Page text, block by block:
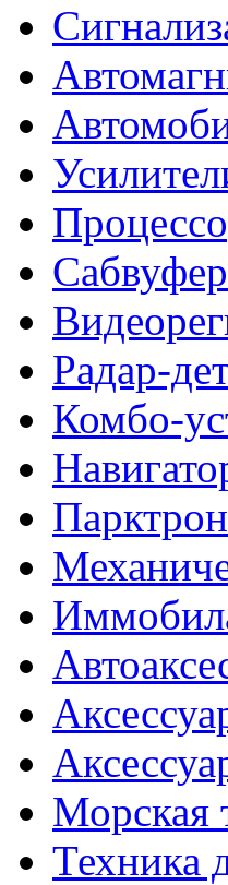
Радар-
Комбо-
Морская
Техника